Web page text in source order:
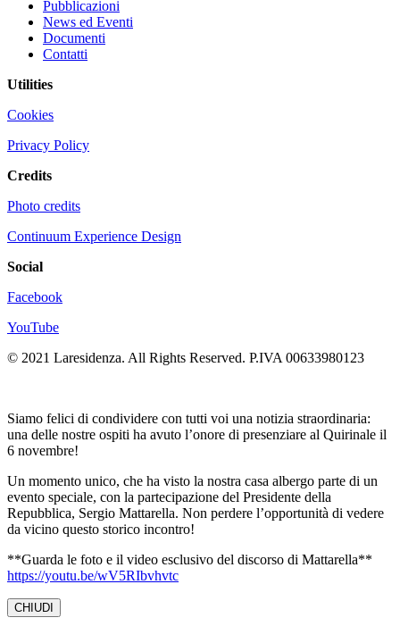
Pubblicazioni
News ed Eventi
Documenti
Contatti
Utilities
Cookies
Privacy Policy
Credits
Photo credits
Continuum Experience Design
Social
Facebook
YouTube
© 2021 Laresidenza. All Rights Reserved. P.IVA 00633980123
Siamo felici di condividere con tutti voi una notizia straordinaria:
una delle nostre ospiti ha avuto l’onore di presenziare al Quirinale il
6 novembre!
Un momento unico, che ha visto la nostra casa albergo parte di un
evento speciale, con la partecipazione del Presidente della
Repubblica, Sergio Mattarella. Non perdere l’opportunità di vedere
da vicino questo storico incontro!
**Guarda le foto e il video esclusivo del discorso di Mattarella**
https://youtu.be/wV5RIbvhvtc
CHIUDI